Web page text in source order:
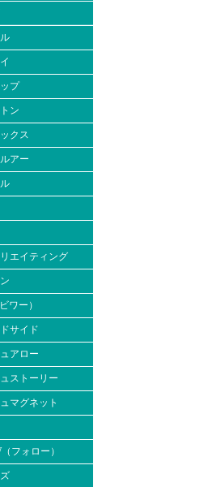
プ
ン
クス
アー
エイティング
ワー）
サイド
アロー
ストーリー
マグネット
フォロー）